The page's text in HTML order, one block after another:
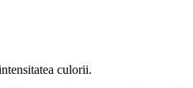
culorii.